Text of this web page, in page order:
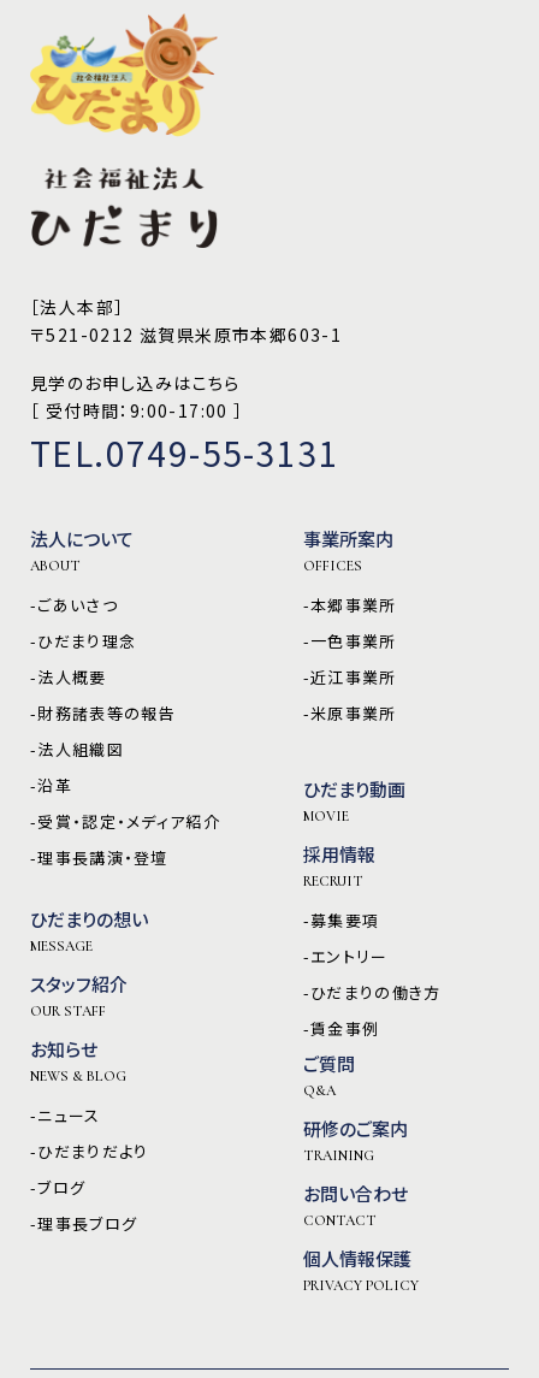
［法人本部］
〒521-0212 滋賀県米原市本郷603-1
見学のお申し込みはこちら
［ 受付時間：9:00-17:00 ］
TEL.0749-55-3131
法人について
ABOUT
-ごあいさつ
-ひだまり理念
-法人概要
-財務諸表等の報告
-法人組織図
-沿革
-受賞・認定・メディア紹介
-理事長講演・登壇
ひだまりの想い
MESSAGE
スタッフ紹介
OUR STAFF
お知らせ
NEWS & BLOG
-ニュース
-ひだまりだより
-ブログ
-理事長ブログ
事業所案内
OFFICES
-本郷事業所
-一色事業所
-近江事業所
-米原事業所
ひだまり動画
MOVIE
採用情報
RECRUIT
-募集要項
-エントリー
-ひだまりの働き方
-賃金事例
ご質問
Q&A
研修のご案内
TRAINING
お問い合わせ
CONTACT
個人情報保護
PRIVACY POLICY